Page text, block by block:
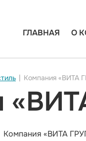
ГЛАВНАЯ О
| Компания «ВИТА
Компания «ВИТА